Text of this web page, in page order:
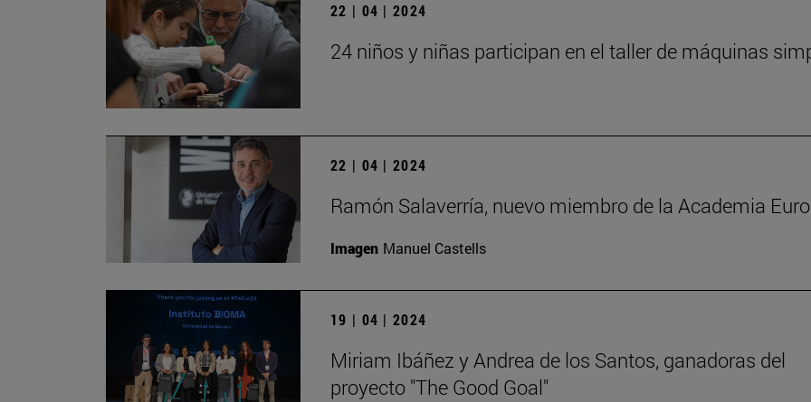
22 | 04 | 2024
24 niños y niñas participan en el taller de máquinas
22 | 04 | 2024
Ramón Salaverría, nuevo miembro de la Academia
Imagen Manuel Castells
19 | 04 | 2024
Miriam Ibáñez y Andrea de los Santos, ganadoras del
proyecto "The Good Goal"